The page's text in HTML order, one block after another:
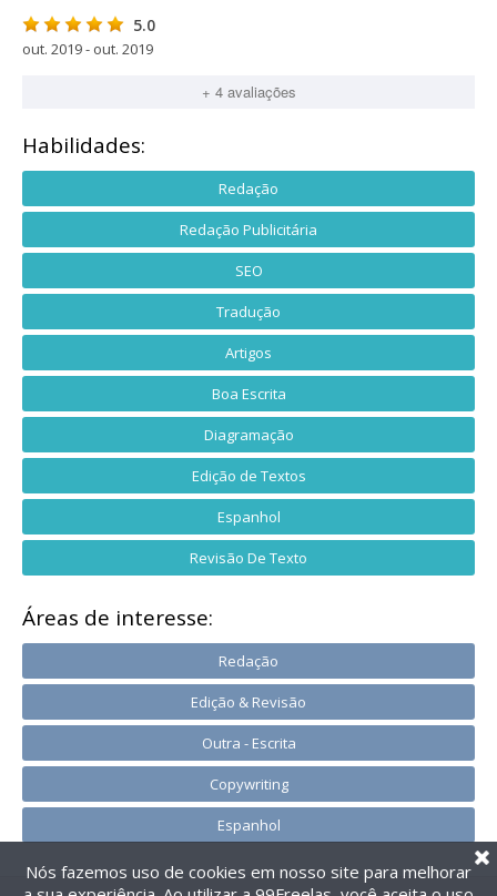
5.0
out. 2019 - out. 2019
+ 4 avaliações
Habilidades:
Redação
Redação Publicitária
SEO
Tradução
Artigos
Boa Escrita
Diagramação
Edição de Textos
Espanhol
Revisão De Texto
Áreas de interesse:
Redação
Edição & Revisão
Outra - Escrita
Copywriting
Espanhol
Nós fazemos uso de cookies em nosso site para melhorar